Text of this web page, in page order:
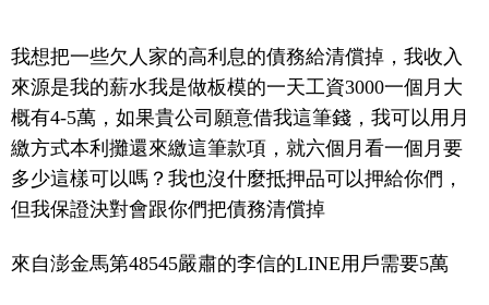
我想把一些欠人家的高利息的債務給清償掉，我收入
來源是我的薪水我是做板模的一天工資3000一個月大
概有4-5萬，如果貴公司願意借我這筆錢，我可以用月
繳方式本利攤還來繳這筆款項，就六個月看一個月要
多少這樣可以嗎？我也沒什麼抵押品可以押給你們，
但我保證決對會跟你們把債務清償掉
來自澎金馬第48545嚴肅的李信的LINE用戶需要5萬